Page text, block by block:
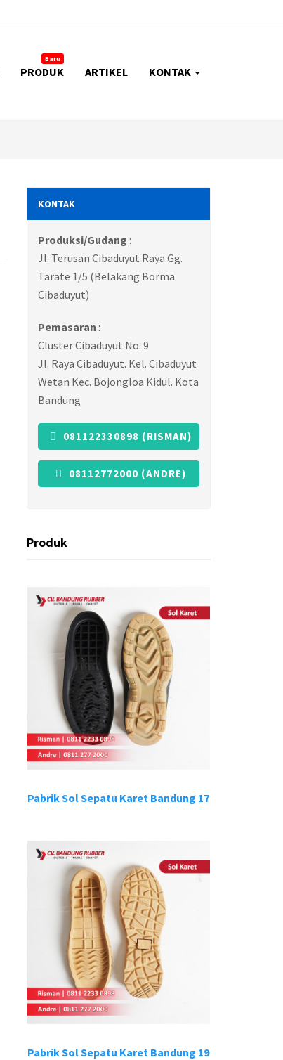
PRODUK
Baru
ARTIKEL KONTAK
KONTAK
Produksi/Gudang :
Jl. Terusan Cibaduyut Raya Gg.
Tarate 1/5 (Belakang Borma
Cibaduyut)
Pemasaran :
Cluster Cibaduyut No. 9
Jl. Raya Cibaduyut. Kel. Cibaduyut
Wetan Kec. Bojongloa Kidul. Kota
Bandung
081122330898 (RISMAN)
08112772000 (ANDRE)
Produk
Pabrik Sol Sepatu Karet Bandung 17
Pabrik Sol Sepatu Karet Bandung 19